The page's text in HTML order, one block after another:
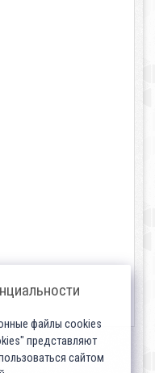
файлы cookies
представляют
сайтом